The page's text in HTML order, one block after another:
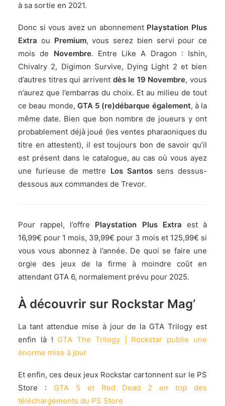
à sa sortie en 2021.
Donc si vous avez un abonnementPlaystation Plus
Extra ou Premium, vous serez bien servi pour ce
mois de Novembre. Entre Like A Dragon : Ishin,
Chivalry 2, Digimon Survive, Dying Light 2 et bien
d’autres titres qui arrivent dès le 19 Novembre, vous
n’aurez que l’embarras du choix. Et au milieu de tout
ce beau monde, GTA 5 (re)débarque également, à la
même date. Bien que bon nombre de joueurs y ont
probablement déjà joué (les ventes pharaoniques du
titre en attestent), il est toujours bon de savoir qu’il
est présent dans le catalogue, au cas où vous ayez
une furieuse de mettre Los Santossens dessus-
dessous aux commandes de Trevor.
Pour rappel, l’offre Playstation Plus Extra est à
16,99€ pour 1 mois, 39,99€ pour 3 mois et 125,99€ si
vous vous abonnez à l’année. De quoi se faire une
orgie des jeux de la firme à moindre coût en
attendant GTA 6, normalement prévu pour 2025.
À découvrir sur Rockstar Mag’
La tant attendue mise à jour de la GTA Trilogy est
enfin là ! GTA The Trilogy | Rockstar publie une
énorme mise à jour
Et enfin, ces deux jeux Rockstar cartonnent sur le PS
Store :
GTA 5 et Red Dead 2 en top des
téléchargements du PS Store